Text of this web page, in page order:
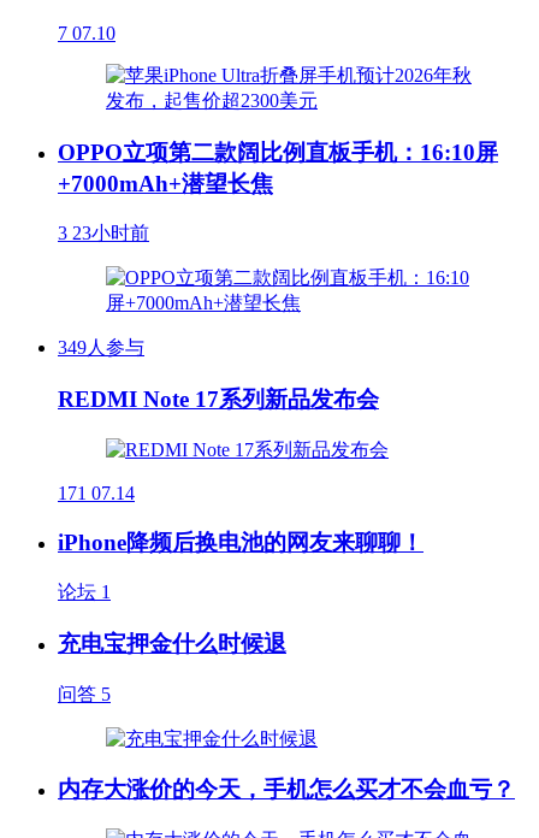
7 07.10
OPPO立项第二款阔比例直板手机：16:10屏
+7000mAh+潜望长焦
3 23小时前
349人参与
REDMI Note 17系列新品发布会
171 07.14
iPhone降频后换电池的网友来聊聊！
论坛 1
充电宝押金什么时候退
问答 5
内存大涨价的今天，手机怎么买才不会血亏？